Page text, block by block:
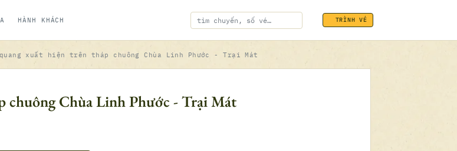
HÀNH KHÁCH TRÌNH VÉ
quang xuất hiện trên tháp chuông Chùa Linh Phước - Trại Mát
chuông Chùa Linh Phước - Trại Mát